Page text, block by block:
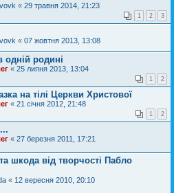
« 29 травня 2014, 21:23
1 2 3
« 07 жовтня 2013, 13:08
одній родині
« 25 липня 2013, 13:04
1 2
на тілі Церкви Христової
« 21 січня 2012, 21:48
1 2
« 27 березня 2011, 17:21
шкода від творчості Пабло
« 12 вересня 2010, 20:10